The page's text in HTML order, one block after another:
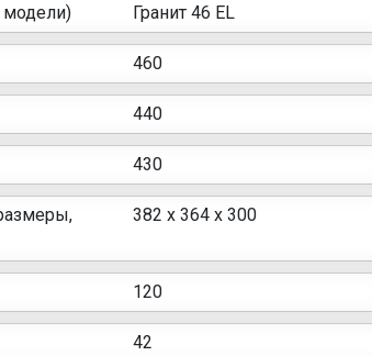
модели) Гранит 46 EL
460
440
430
382 x 364 x 300
120
42